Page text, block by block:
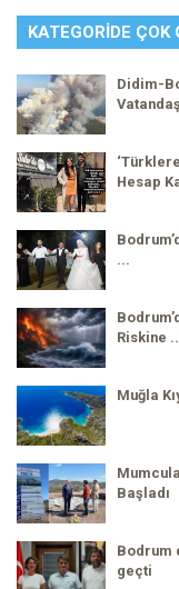
KATEGORIDE
Didim-
Hesap
...
Riskine
Muğla
Başladı
Bodrum
geçti